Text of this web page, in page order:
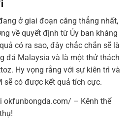
ở giai đoạn căng thẳng nhất,
về quyết định từ Ủy ban kháng
có ra sao, đây chắc chắn sẽ là
đá Malaysia và là một thử thách
Hy vọng rằng với sự kiên trì và
sẽ có được kết quả tích cực.
okfunbongda.com/ – Kênh thể